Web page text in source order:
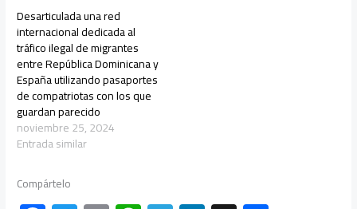
Desarticulada una red
internacional dedicada al
tráfico ilegal de migrantes
entre República Dominicana y
España utilizando pasaportes
de compatriotas con los que
guardan parecido
noviembre 25, 2024
Entrada similar
Compártelo